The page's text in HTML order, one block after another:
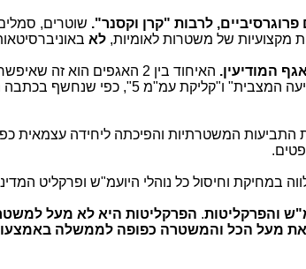
לרבות "קרן וקסנר". שוטרים, סמלים
מקצועיות של משטרות לאומיות, לא
המודיעין.
האיחוד בין 2 האגפים הוא זה
תת-התרבות העבריינית בצמרת האח"מ, מלווה בתופעות "המניעה המצבית" ו"קליקת
התביעות המשטרתיות והפיכתה ליחידה עצמאית
במחיקת וחיסול כל נוהלי היועמ"ש ופרקליט
והפרקליטות. הפרקליטות היא לא מעל
מעל הכל והמשטרה כפופה לממשלה